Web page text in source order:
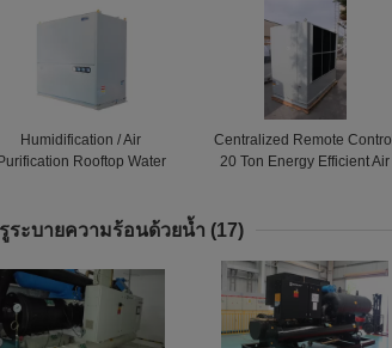
Humidification / Air
Purification Rooftop Water
Centralized Remote Control
20 Ton Energy Efficient Air
ระบายความร้อนด้วยน้ำ (17)